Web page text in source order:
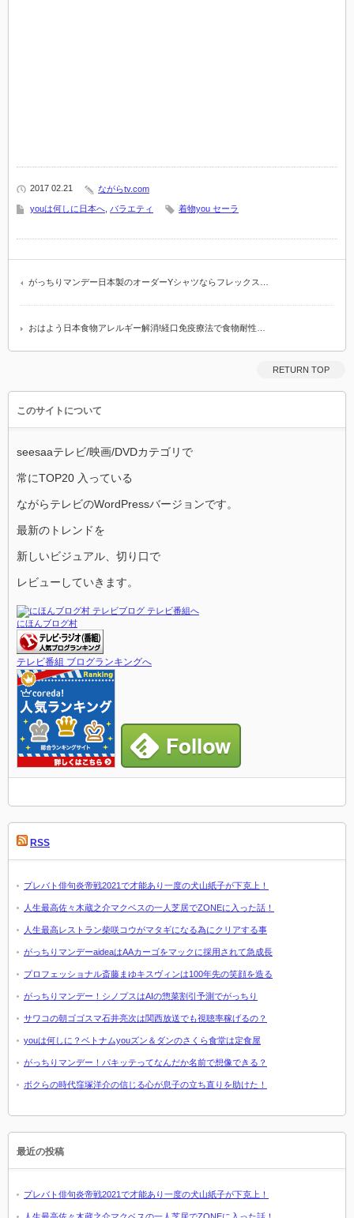
2017 02.21 ながらtv.com
youは何しに日本へ バラエティ 着物you セーラ
がっちりマンデー日本製のオーダーYシャツならフレックス…
おはよう日本食物アレルギー解消!経口免疫療法で食物耐性…
RETURN TOP
このサイトについて
seesaaテレビ/映画/DVDカテゴリで
常にTOP20 入っている
ながらテレビのWordPressバージョンです。
最新のトレンドを
新しいビジュアル、切り口で
レビューしていきます。
にほんブログ村
テレビ番組 ブログランキングへ
RSS
プレバト俳句炎帝戦2021で才能あり一度の犬山紙子が下克上！
人生最高佐々木蔵之介マクベスの一人芝居でZONEに入った話！
人生最高レストラン柴咲コウがマタギになる為にクリアする事
がっちりマンデーaideaはAAカーゴをマックに採用されて急成長
プロフェッショナル斎藤まゆキスヴィンは100年先の笑顔を造る
がっちりマンデー！シノプスはAIの惣菜割引予測でがっちり
サワコの朝ゴゴスマ石井亮次は関西放送でも視聴率稼げるの？
youは何しに？ベトナムyouズン＆ダンのさくら食堂は定食屋
がっちりマンデー！パキッテってなんだか名前で想像できる？
ボクらの時代窪塚洋介の信じる心が息子の立ち直りを助けた！
最近の投稿
プレバト俳句炎帝戦2021で才能あり一度の犬山紙子が下克上！